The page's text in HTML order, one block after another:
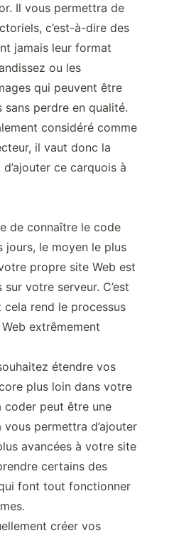
Il vous permettra de
c’est-à-dire des
jamais leur format
ou les
qui peuvent être
perdre en qualité.
considéré comme
il vaut donc la
ce carquois à
de connaître le code
jours, le moyen le plus
propre site Web est
sur votre serveur. C’est
rend le processus
extrêmement
étendre vos
plus loin dans votre
coder peut être une
permettra d’ajouter
avancées à votre site
certains des
font tout fonctionner
créer vos